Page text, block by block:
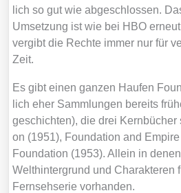
lich so gut wie abge­schlos­sen.
Umset­zung ist wie bei HBO
ver­gibt die Rech­te immer nur für
Zeit.
Es gibt einen gan­zen Hau­fen
lich eher Samm­lun­gen bereits
ge­schich­ten), die drei
on (1951), Foun­da­ti­on and
Foun­da­ti­on (1953). Allein in
Welt­hin­ter­grund und Cha­rak­te­ren
Fern­seh­se­rie vor­han­den.